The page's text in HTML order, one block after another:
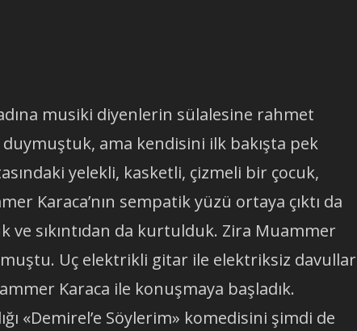
musiki diyenlerin sülalesine rahmet
ama kendisini ilk bakışta pek
yelekli, kasketli, çizmeli bir çocuk,
Karaca’nın sempatik yüzü ortaya çıktı da
ve sıkıntıdan da kurtulduk. Zira Muammer
Uç elektrikli gitar ile elektriksiz davullar
Karaca ile konuşmaya başladık.
«Demirel’e Söylerim» komedisini şimdi de